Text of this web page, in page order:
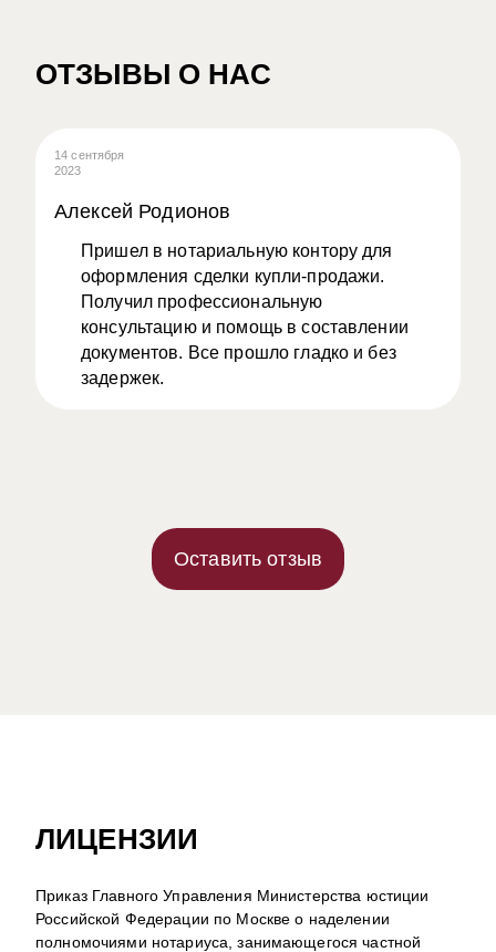
ОТЗЫВЫ О НАС
14 сентября
2023
Алексей Родионов
Пришел в нотариальную контору для
оформления сделки купли-продажи.
Получил профессиональную
консультацию и помощь в составлении
документов. Все прошло гладко и без
задержек.
Оставить отзыв
ЛИЦЕНЗИИ
Приказ Главного Управления Министерства юстиции
Российской Федерации по Москве о наделении
полномочиями нотариуса, занимающегося частной